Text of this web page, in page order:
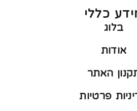
כללי
בלוג
אודות
האתר
פרטיות